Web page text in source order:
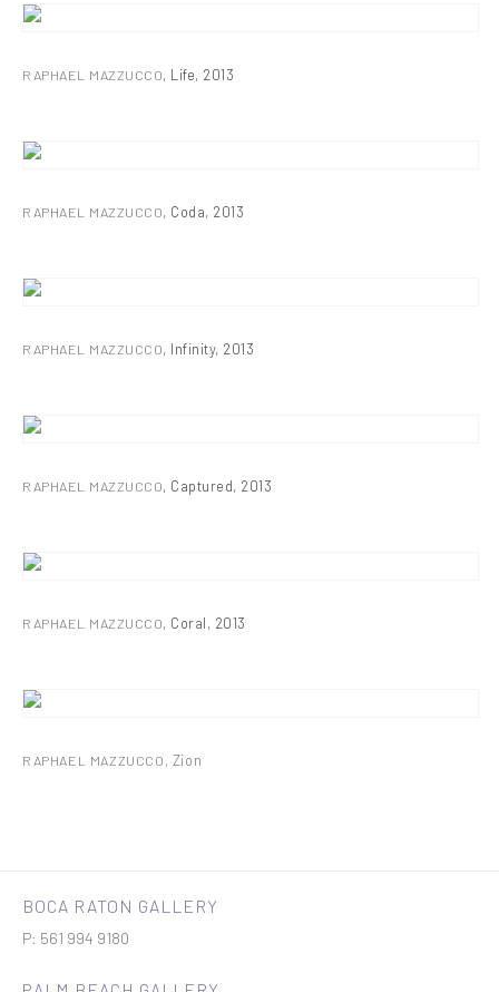
RAPHAEL MAZZUCCO, Life, 2013
RAPHAEL MAZZUCCO, Coda, 2013
RAPHAEL MAZZUCCO, Infinity, 2013
RAPHAEL MAZZUCCO, Captured, 2013
RAPHAEL MAZZUCCO, Coral, 2013
RAPHAEL MAZZUCCO, Zion
BOCA RATON GALLERY
P: 561 994 9180